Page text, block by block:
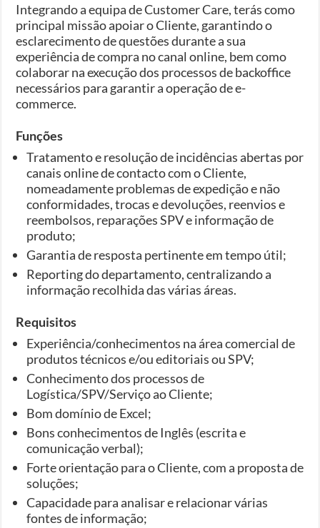
Integrando a equipa de Customer Care, terás como
principal missão apoiar o Cliente, garantindo o
esclarecimento de questões durante a sua
experiência de compra no canal online, bem como
colaborar na execução dos processos de backoffice
necessários para garantir a operação de e-
commerce.
Funções
Tratamento e resolução de incidências abertas por
canais online de contacto com o Cliente,
nomeadamente problemas de expedição e não
conformidades, trocas e devoluções, reenvios e
reembolsos, reparações SPV e informação de
produto;
Garantia de resposta pertinente em tempo útil;
Reporting do departamento, centralizando a
informação recolhida das várias áreas.
Requisitos
Experiência/conhecimentos na área comercial de
produtos técnicos e/ou editoriais ou SPV;
Conhecimento dos processos de
Logística/SPV/Serviço ao Cliente;
Bom domínio de Excel;
Bons conhecimentos de Inglês (escrita e
comunicação verbal);
Forte orientação para o Cliente, com a proposta de
soluções;
Capacidade para analisar e relacionar várias
fontes de informação;